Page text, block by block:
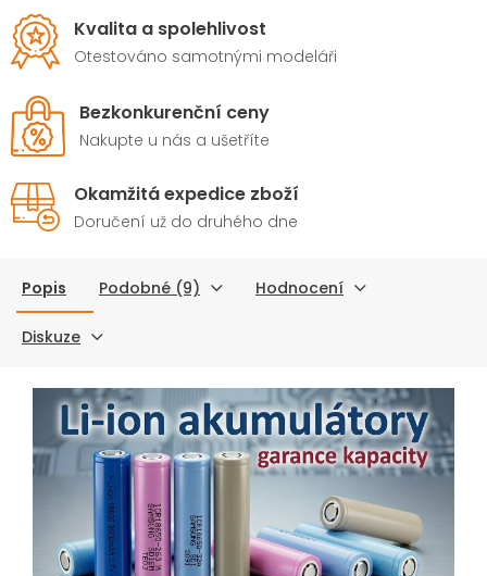
životnost a maximální
bezpečnost pro všechna
Kvalita a spolehlivost
Otestováno samotnými modeláři
Bezkonkurenční ceny
Nakupte u nás a ušetříte
Okamžitá expedice zboží
Doručení už do druhého dne
Popis Podobné (9) Hodnocení
Diskuze